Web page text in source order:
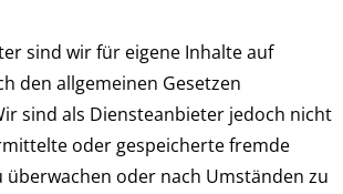
sind wir für eigene Inhalte auf
den allgemeinen Gesetzen
sind als Diensteanbieter jedoch nicht
oder gespeicherte fremde
oder nach Umständen zu